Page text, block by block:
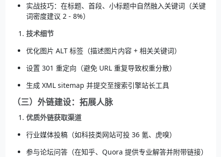
实战技巧：在标题、首段、小标题中自然融入关键词（关键
词密度建议 2 - 8%）
技术细节
优化图片 ALT 标签（描述图片内容 + 相关关键词）
设置 301 重定向（避免 URL 重复导致权重分散）
生成 XML sitemap 并提交至搜索引擎站长工具
（三）外链建设：拓展人脉
优质外链获取渠道
行业媒体投稿（如科技类网站可投 36 氪、虎嗅）
参与论坛问答（在知乎、Quora 提供专业解答并附带链接）